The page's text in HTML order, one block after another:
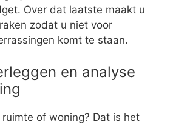
Over dat laatste maakt u
zodat u niet voor
komt te staan.
en analyse
of woning? Dat is het